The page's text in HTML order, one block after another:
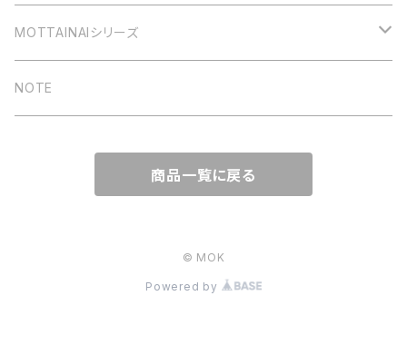
MOTTAINAIシリーズ
TSUMIKI
NOTE
商品一覧に戻る
© MOK
Powered by